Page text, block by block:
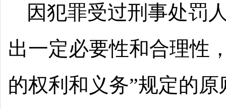
因犯罪受过刑事处罚
出一定必要性和合理性
的权利和义务”规定的